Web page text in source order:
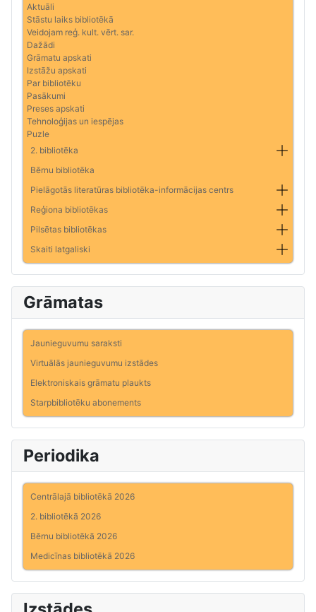
Aktuāli
Stāstu laiks bibliotēkā
Veidojam reģ. kult. vērt. sar.
Dažādi
Grāmatu apskati
Izstāžu apskati
Par bibliotēku
Pasākumi
Preses apskati
Tehnoloģijas un iespējas
Puzle
2. bibliotēka
Bērnu bibliotēka
Pielāgotās literatūras bibliotēka-informācijas centrs
Reģiona bibliotēkas
Pilsētas bibliotēkas
Skaiti latgaliski
Grāmatas
Jaunieguvumu saraksti
Virtuālās jaunieguvumu izstādes
Elektroniskais grāmatu plaukts
Starpbibliotēku abonements
Periodika
Centrālajā bibliotēkā 2026
2. bibliotēkā 2026
Bērnu bibliotēkā 2026
Medicīnas bibliotēkā 2026